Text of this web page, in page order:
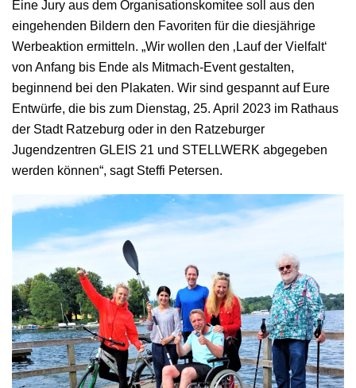
Eine Jury aus dem Organisationskomitee soll aus den
eingehenden Bildern den Favoriten für die diesjährige
Werbeaktion ermitteln. „Wir wollen den ‚Lauf der Vielfalt‘
von Anfang bis Ende als Mitmach-Event gestalten,
beginnend bei den Plakaten. Wir sind gespannt auf Eure
Entwürfe, die bis zum Dienstag, 25. April 2023 im Rathaus
der Stadt Ratzeburg oder in den Ratzeburger
Jugendzentren GLEIS 21 und STELLWERK abgegeben
werden können“, sagt Steffi Petersen.